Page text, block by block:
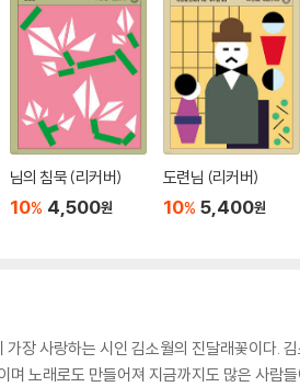
님의 침묵 (리커버)
10% 4,500원
도련님 (리커버)
10% 5,400원
장 사랑하는 시인 김소월의 진달래꽃이다.
며 노래로도 만들어져 지금까지도 많은 사람